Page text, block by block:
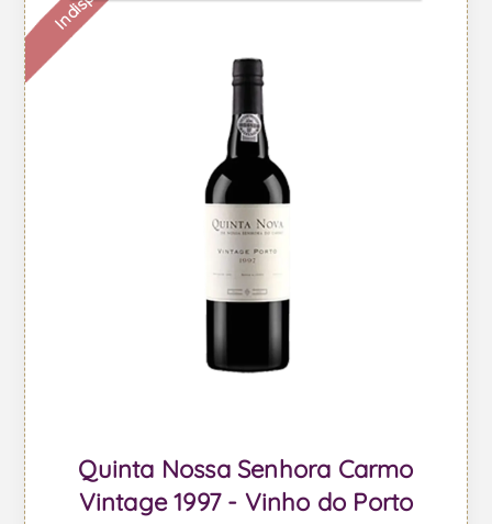
Quinta Nossa Senhora Carmo
Vintage 1997 - Vinho do Porto